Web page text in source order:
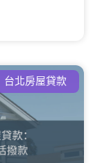
台北房屋貸款